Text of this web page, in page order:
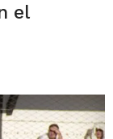
el